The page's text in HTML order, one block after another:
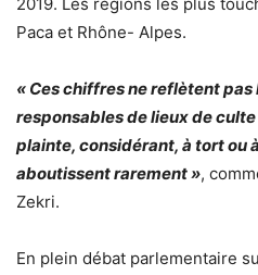
2019. Les régions les plus
Paca et Rhône- Alpes.
« Ces chiffres ne reflètent
responsables de lieux de
plainte, considérant, à tort ou
aboutissent rarement »,
Zekri.
En plein débat parlementaire